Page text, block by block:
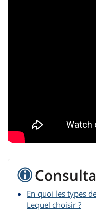
En quoi les types
Lequel choisir ?